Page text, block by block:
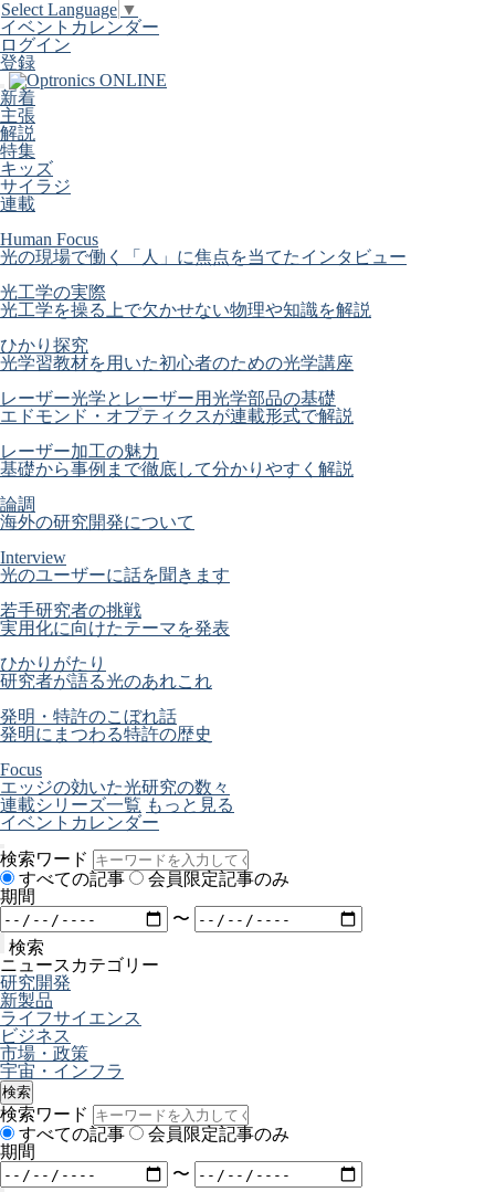
Select Language ▼
イベントカレンダー
ログイン
登録
新着
主張
解説
特集
キッズ
サイラジ
連載
Human Focus
光の現場で働く「人」に焦点を当てたインタビュー
光工学の実際
光工学を操る上で欠かせない物理や知識を解説
ひかり探究
光学習教材を用いた初心者のための光学講座
レーザー光学とレーザー用光学部品の基礎
エドモンド・オプティクスが連載形式で解説
レーザー加工の魅力
基礎から事例まで徹底して分かりやすく解説
論調
海外の研究開発について
Interview
光のユーザーに話を聞きます
若手研究者の挑戦
実用化に向けたテーマを発表
ひかりがたり
研究者が語る光のあれこれ
発明・特許のこぼれ話
発明にまつわる特許の歴史
Focus
エッジの効いた光研究の数々
連載シリーズ一覧 もっと見る
イベントカレンダー
検索ワード
すべての記事
会員限定記事のみ
期間
〜
検索
ニュースカテゴリー
研究開発
新製品
ライフサイエンス
ビジネス
市場・政策
宇宙・インフラ
検索
検索ワード
すべての記事
会員限定記事のみ
期間
〜